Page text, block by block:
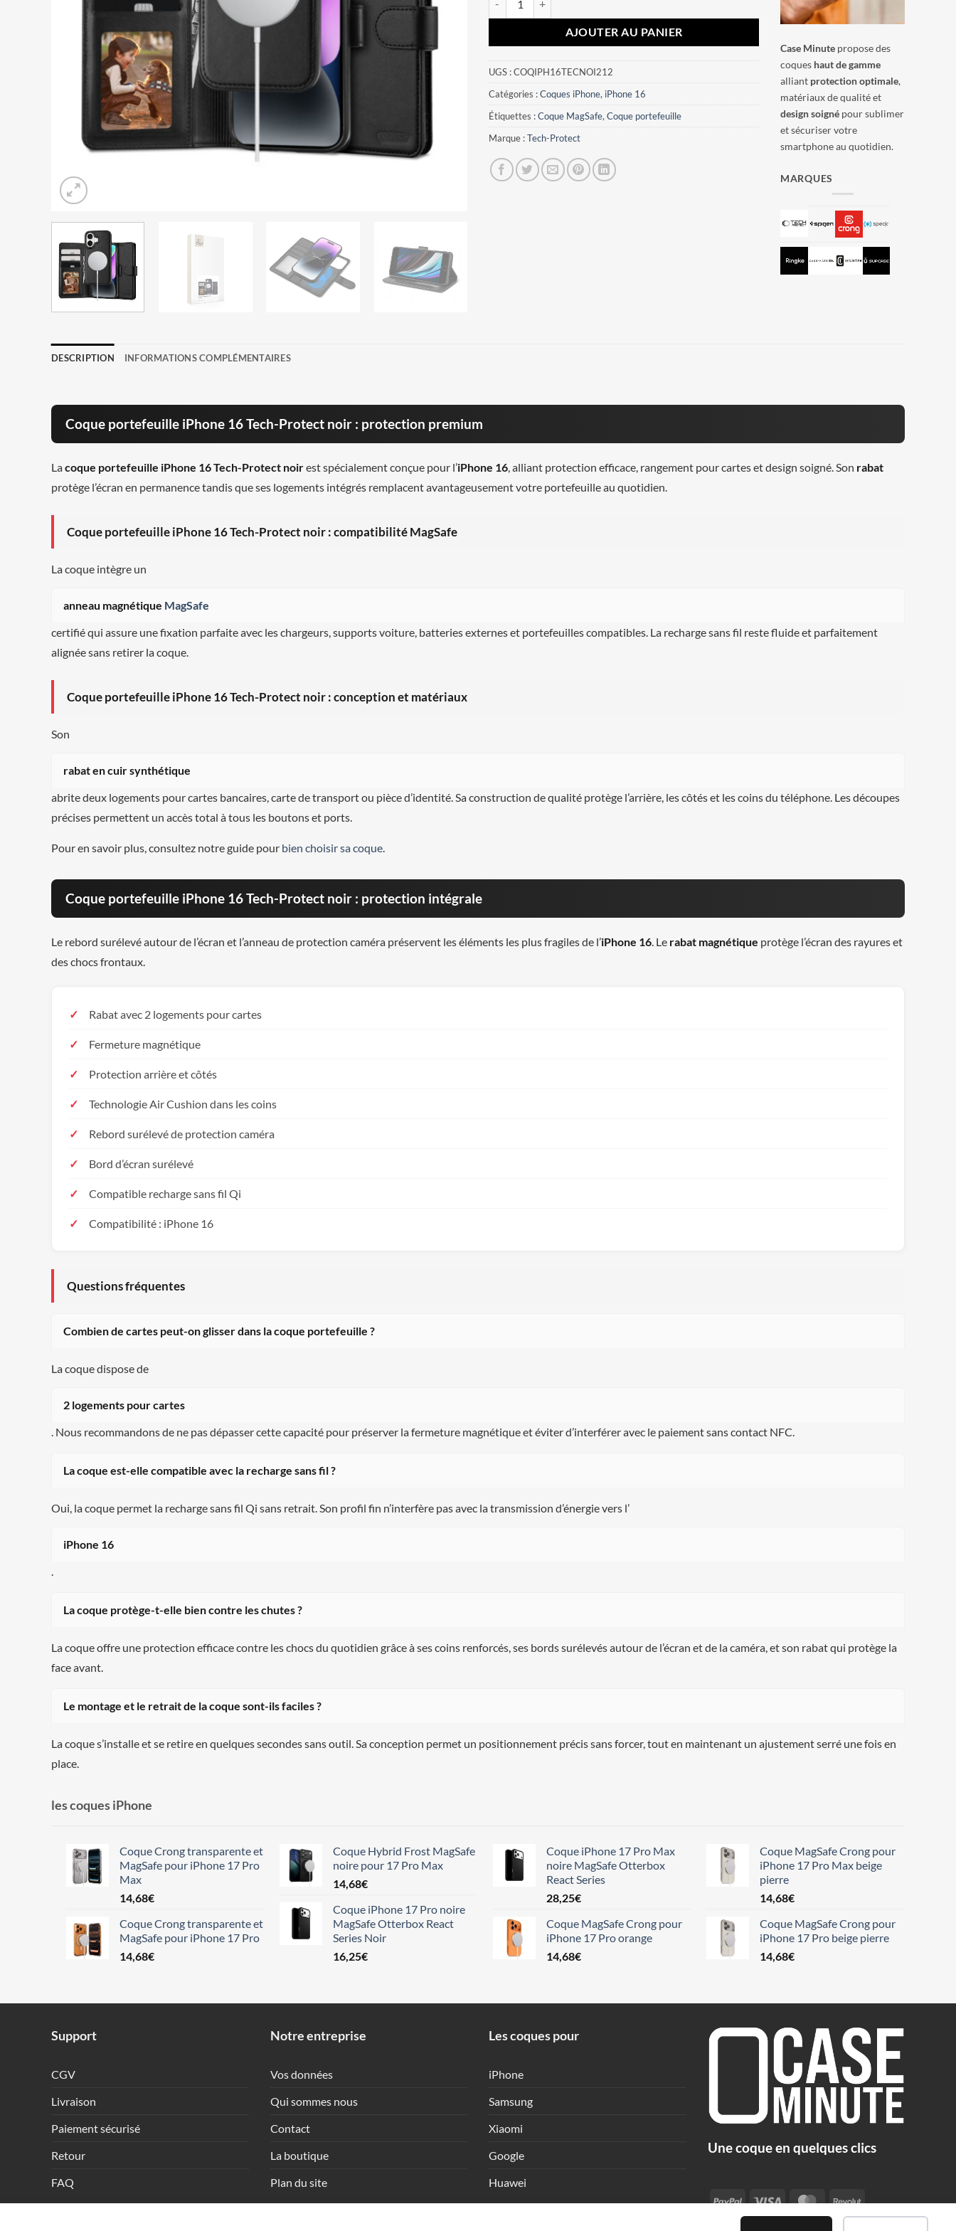
AJOUTER AU PANIER
UGS :COQIPH16TECNOI212
Catégories :Coques iPhone, iPhone 16
Étiquettes :Coque MagSafe,Coque portefeuille
Marque :Tech-Protect
Case Minute propose des
coques haut de gamme
alliant protection optimale,
matériaux de qualité et
design soigné pour sublimer
et sécuriser votre
smartphone au quotidien.
MARQUES
DESCRIPTION INFORMATIONS COMPLÉMENTAIRES
Coque portefeuille iPhone 16 Tech-Protect noir : protection premium
Lacoque portefeuille iPhone 16 Tech-Protect noirest spécialement conçue pour l’iPhone 16, alliant protection efficace, rangement pour cartes et design soigné. Son rabat
protège l’écran en permanence tandis que ses logements intégrés remplacent avantageusement votre portefeuille au quotidien.
Coque portefeuille iPhone 16 Tech-Protect noir : compatibilité MagSafe
La coque intègre un
anneau magnétique MagSafe
certifié qui assure une fixation parfaite avec les chargeurs, supports voiture, batteries externes et portefeuilles compatibles. La recharge sans fil reste fluide et parfaitement
alignée sans retirer la coque.
Coque portefeuille iPhone 16 Tech-Protect noir : conception et matériaux
Son
rabat en cuir synthétique
abrite deux logements pour cartes bancaires, carte de transport ou pièce d’identité. Sa construction de qualité protège l’arrière, les côtés et les coins du téléphone. Les découpes
précises permettent un accès total à tous les boutons et ports.
Pour en savoir plus, consultez notre guide pour bien choisir sa coque.
Coque portefeuille iPhone 16 Tech-Protect noir : protection intégrale
Le rebord surélevé autour de l’écran et l’anneau de protection caméra préservent les éléments les plus fragiles de l’iPhone 16. Le rabat magnétique protège l’écran des rayures et
des chocs frontaux.
Rabat avec 2 logements pour cartes
Fermeture magnétique
Protection arrière et côtés
Technologie Air Cushion dans les coins
Rebord surélevé de protection caméra
Bord d’écran surélevé
Compatible recharge sans fil Qi
Compatibilité : iPhone 16
Questions fréquentes
Combien de cartes peut-on glisser dans la coque portefeuille ?
La coque dispose de
2 logements pour cartes
. Nous recommandons de ne pas dépasser cette capacité pour préserver la fermeture magnétique et éviter d’interférer avec le paiement sans contact NFC.
La coque est-elle compatible avec la recharge sans fil ?
Oui, la coque permet la recharge sans fil Qi sans retrait. Son profil fin n’interfère pas avec la transmission d’énergie vers l’
iPhone 16
.
La coque protège-t-elle bien contre les chutes ?
La coque offre une protection efficace contre les chocs du quotidien grâce à ses coins renforcés, ses bords surélevés autour de l’écran et de la caméra, et son rabat qui protège la
face avant.
Le montage et le retrait de la coque sont-ils faciles ?
La coque s’installe et se retire en quelques secondes sans outil. Sa conception permet un positionnement précis sans forcer, tout en maintenant un ajustement serré une fois en
place.
les coques iPhone
Coque Crong transparente et
MagSafe pour iPhone 17 Pro
Max
14,68€
Coque Crong transparente et
MagSafe pour iPhone 17 Pro
14,68€
Coque Hybrid Frost MagSafe
noire pour 17 Pro Max
14,68€
Coque iPhone 17 Pro noire
MagSafe Otterbox React
Series Noir
16,25€
Coque iPhone 17 Pro Max
noire MagSafe Otterbox
React Series
28,25€
Coque MagSafe Crong pour
iPhone 17 Pro orange
14,68€
Coque MagSafe Crong pour
iPhone 17 Pro Max beige
pierre
14,68€
Coque MagSafe Crong pour
iPhone 17 Pro beige pierre
14,68€
Support
CGV
Livraison
Paiement sécurisé
Retour
FAQ
Notre entreprise
Vos données
Qui sommes nous
Contact
La boutique
Plan du site
Les coques pour
iPhone
Samsung
Xiaomi
Google
Huawei
Une coque en quelques clics
PayPal Visa MasterCardRevolut